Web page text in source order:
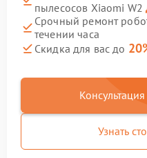
пылесосов Xiaomi W2
Срочный ремонт
течении часа
Скидка для вас до
Узнать